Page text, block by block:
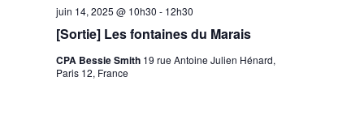
[Sortie] Les fontaines du Marais
juin 14, 2025 @ 10h30 - 12h30
CPA Bessie Smith 19 rue Antoine Julien Hénard,
Paris 12, France